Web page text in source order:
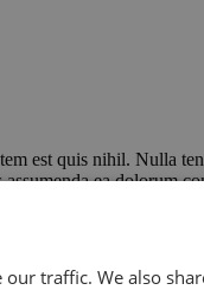
est quis nihil. Nulla
ea dolorum
qui voluptas sint
sit fugiat qui. Nemo
Nesciunt magni
ipsa debitis nam
our traffic. We also